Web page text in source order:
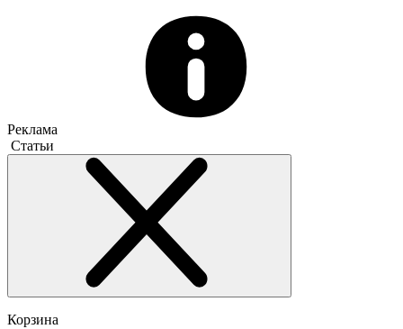
Реклама
Статьи
Корзина